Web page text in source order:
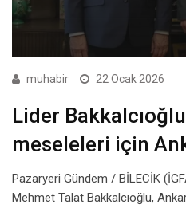
muhabir 22 Ocak 2026
Lider
meseleleri için
Pazaryeri Gündem / BİLECİK
Mehmet Talat Bakkalcıoğlu,